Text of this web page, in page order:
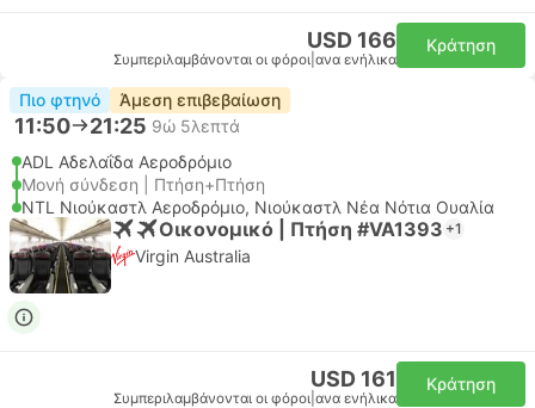
USD 166
Συμπεριλαμβάνονται οι φόροι ανα ενήλικα
Κράτηση
Πιο φτηνό Άμεση επιβεβαίωση
11:50 21:25 9ώ 5λεπτά
ADL Αδελαΐδα Αεροδρόμιο
Μονή σύνδεση | Πτήση+Πτήση
NTL Νιούκαστλ Αεροδρόμιο, Νιούκαστλ Νέα Νότια Ουαλία
Οικονομικό | Πτήση #VA1393 +1
Virgin Australia
USD 161
Συμπεριλαμβάνονται οι φόροι ανα ενήλικα
Κράτηση